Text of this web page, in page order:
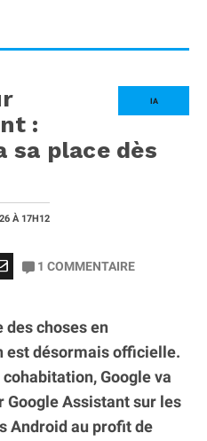
IA
:
sa place dès
À 17H12
1 COMMENTAIRE
des choses en
est désormais officielle.
Google va
Assistant sur les
Android au profit de